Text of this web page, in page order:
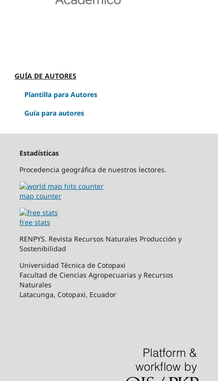
GUÍA DE AUTORES
Plantilla para Autores
Guía para autores
Estadísticas
Procedencia geográfica de nuestros lectores.
map counter
free stats
RENPYS. Revista Recursos Naturales Producción y
Sostenibilidad
Universidad Técnica de Cotopaxi
Facultad de Ciencias Agropecuarias y Recursos
Naturales
Latacunga, Cotopaxi, Ecuador